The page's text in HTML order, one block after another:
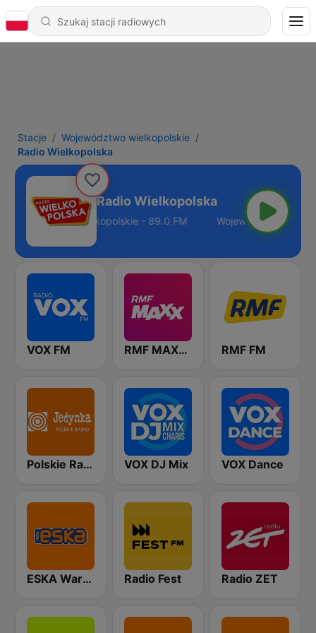
Stacje
Województwo wielkopolskie
Radio Wielkopolska
Radio Wielkopolska
Województwo wielkopolskie - 89.0 FM
VOX FM RMF MAXXX RMF FM
Polskie Radio Program I (PR1) Jedynka VOX DJ Mix VOX Dance
ESKA Warszawa Radio Fest Radio ZET